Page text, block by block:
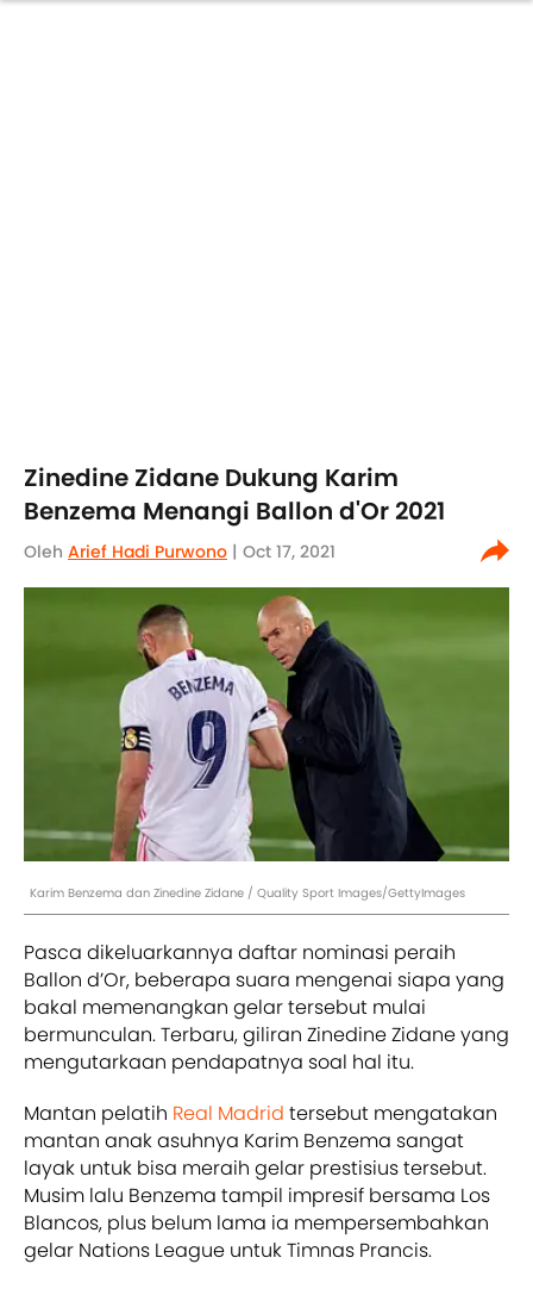
Zinedine Zidane Dukung Karim
Benzema Menangi Ballon d'Or 2021
Oleh Arief Hadi Purwono | Oct 17, 2021
Karim Benzema dan Zinedine Zidane / Quality Sport Images/GettyImages
Pasca dikeluarkannya daftar nominasi peraih
Ballon d’Or, beberapa suara mengenai siapa yang
bakal memenangkan gelar tersebut mulai
bermunculan. Terbaru, giliran Zinedine Zidane yang
mengutarkaan pendapatnya soal hal itu.
Mantan pelatih Real Madrid tersebut mengatakan
mantan anak asuhnya Karim Benzema sangat
layak untuk bisa meraih gelar prestisius tersebut.
Musim lalu Benzema tampil impresif bersama Los
Blancos, plus belum lama ia mempersembahkan
gelar Nations League untuk Timnas Prancis.